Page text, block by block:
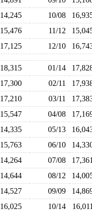
14,245 10/08
15,476 11/12
17,125 12/10
18,315 01/14
17,300 02/11
17,210 03/11
15,547 04/08
14,335 05/13
15,763 06/10
14,264 07/08
14,644 08/12
14,527 09/09
16,025 10/14